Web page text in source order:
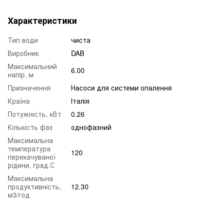
Характеристики
Тип води
чиста
Виробник
DAB
Максимальний
напір, м
6.00
Призначення
Насоси для системи опалення
Країна
Італія
Потужність, кВт
0.26
Кількість фаз
однофазний
Максимальна
температура
перекачуваної
рідини, град.С
120
Максимальна
продуктивність,
м3/год
12.30